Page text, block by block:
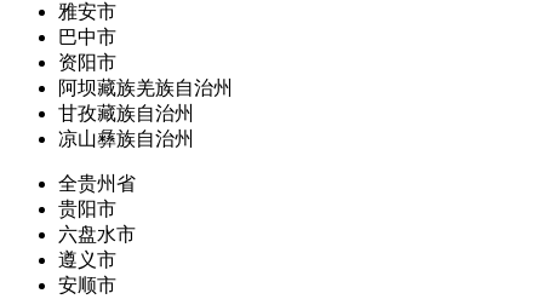
雅安市
巴中市
资阳市
阿坝藏族羌族自治州
甘孜藏族自治州
凉山彝族自治州
全贵州省
贵阳市
六盘水市
遵义市
安顺市